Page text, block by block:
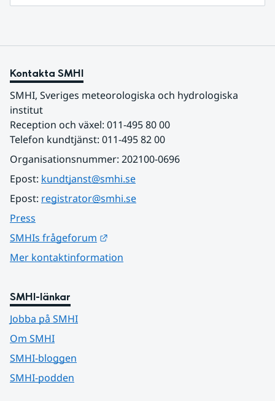
Kontakta SMHI
SMHI, Sveriges meteorologiska och hydrologiska
institut
Reception och växel: 011-495 80 00
Telefon kundtjänst: 011-495 82 00
Organisationsnummer: 202100-0696
Epost: kundtjanst@smhi.se
Epost: registrator@smhi.se
Press
SMHIs frågeforum
Mer kontaktinformation
SMHI-länkar
Jobba på SMHI
Om SMHI
SMHI-bloggen
SMHI-podden